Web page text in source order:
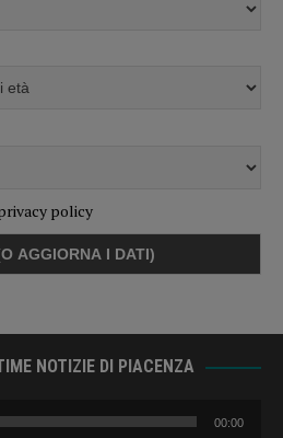
policy
NOTIZIE DI PIACENZA
00:00